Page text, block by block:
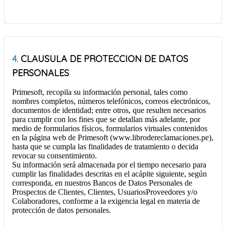
4. CLAUSULA DE PROTECCION DE DATOS
PERSONALES
Primesoft, recopila su información personal, tales como
nombres completos, números telefónicos, correos electrónicos,
documentos de identidad; entre otros, que resulten necesarios
para cumplir con los fines que se detallan más adelante, por
medio de formularios físicos, formularios virtuales contenidos
en la página web de Primesoft (www.librodereclamaciones.pe),
hasta que se cumpla las finalidades de tratamiento o decida
revocar su consentimiento.
Su información será almacenada por el tiempo necesario para
cumplir las finalidades descritas en el acápite siguiente, según
corresponda, en nuestros Bancos de Datos Personales de
Prospectos de Clientes, Clientes, UsuariosProveedores y/o
Colaboradores, conforme a la exigencia legal en materia de
protección de datos personales.